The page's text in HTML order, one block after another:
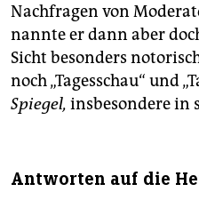
Nachfragen von
nannte er dann aber
Sicht besonders
noch „Tagesschau“ und
Spiegel, insbesondere in
Antworten auf die